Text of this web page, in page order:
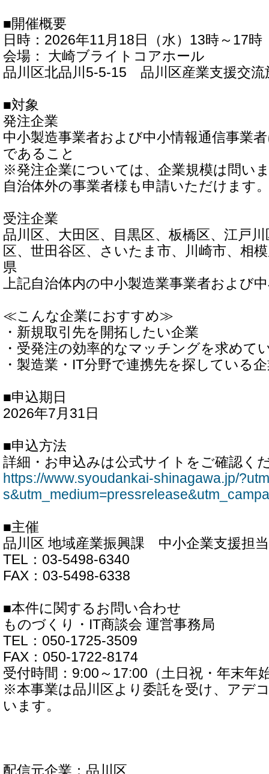
■開催概要
日時：2026年11月18日（水）13時～17時
会場： 大崎ブライトコアホール
品川区北品川5-5-15 品川区産業支援交
■対象
発注企業
中小製造事業者および中小情報通信事業
であること
※発注企業については、企業規模は問い
自治体外の事業者様も申請いただけます
受注企業
品川区、大田区、目黒区、板橋区、江戸
区、世田谷区、さいたま市、川崎市、相
県
上記自治体内の中小製造業事業者および
≪こんな企業におすすめ≫
・新規取引先を開拓したい企業
・受発注の効率的なマッチングを求めて
・製造業・IT分野で連携先を探している
■申込期日
2026年7月31日
■申込方法
詳細・お申込みは公式サイトをご確認く
https://www.syoudankai-shinagawa.jp/
■主催
品川区 地域産業振興課 中小企業支援担当
TEL：03-5498-6340
FAX：03-5498-6338
■本件に関するお問い合わせ
ものづくり・IT商談会 運営事務局
TEL：050-1725-3509
FAX：050-1722-8174
受付時間：9:00～17:00（土日祝・年末年
※本事業は品川区より委託を受け、アデ
います。
配信元企業：品川区